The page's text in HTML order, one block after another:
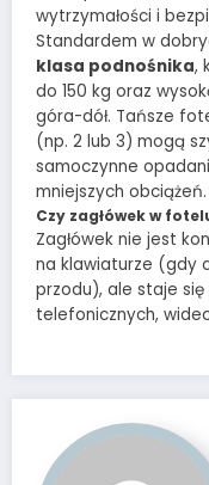
wytrzymałości i
Standardem w
klasa podnośnika,
do 150 kg oraz
góra-dół. Tańsze
(np. 2 lub 3) mogą
samoczynne
mniejszych obciążeń.
Czy zagłówek w
Zagłówek nie jest
na klawiaturze (gdy
przodu), ale staje
telefonicznych,